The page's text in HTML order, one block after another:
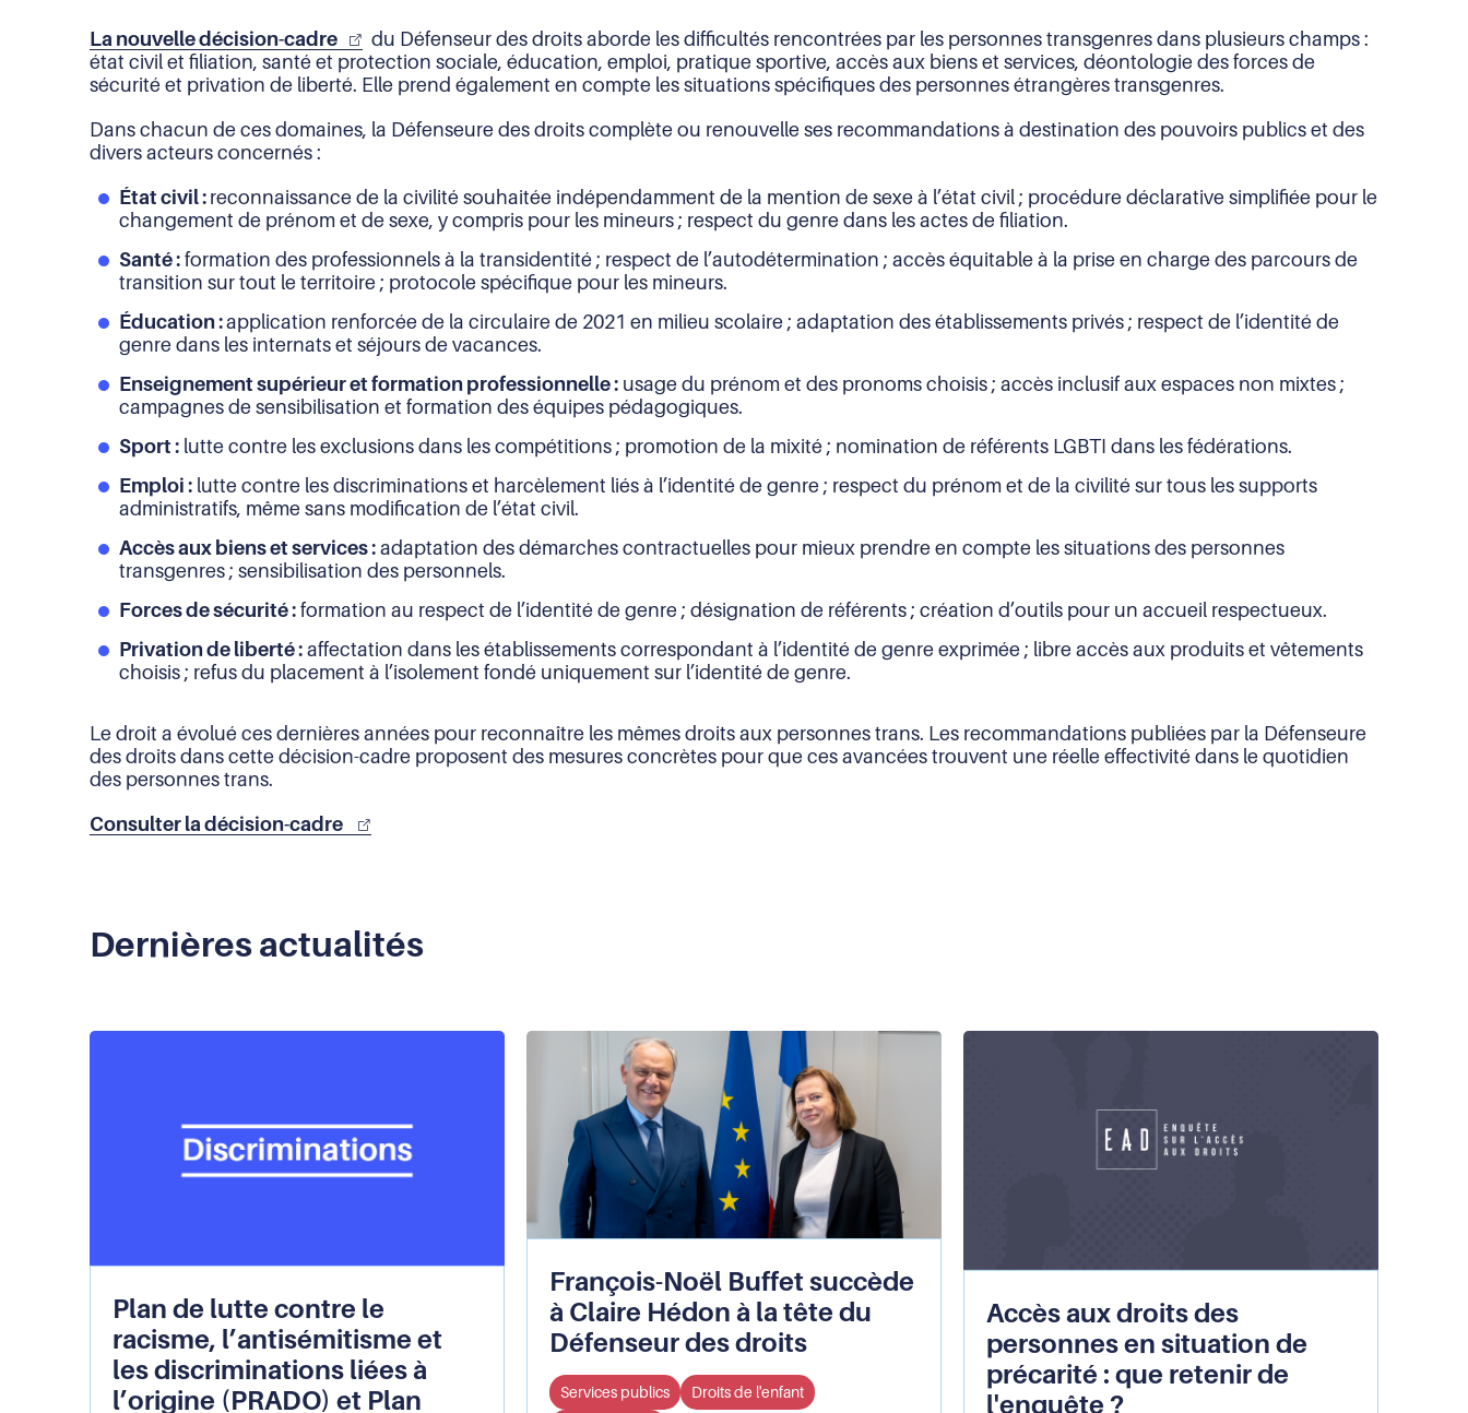
La nouvelle décision-cadre
du Défenseur des droits aborde les difficultés rencontrées par les personnes transgenres dans plusieurs champs :
état civil et filiation, santé et protection sociale, éducation, emploi, pratique sportive, accès aux biens et services, déontologie des forces de
sécurité et privation de liberté. Elle prend également en compte les situations spécifiques des personnes étrangères transgenres.
Dans chacun de ces domaines, la Défenseure des droits complète ou renouvelle ses recommandations à destination des pouvoirs publics et des
divers acteurs concernés :
État civil : reconnaissance de la civilité souhaitée indépendamment de la mention de sexe à l’état civil ; procédure déclarative simplifiée pour le
changement de prénom et de sexe, y compris pour les mineurs ; respect du genre dans les actes de filiation.
Santé : formation des professionnels à la transidentité ; respect de l’autodétermination ; accès équitable à la prise en charge des parcours de
transition sur tout le territoire ; protocole spécifique pour les mineurs.
Éducation :application renforcée de la circulaire de 2021 en milieu scolaire ; adaptation des établissements privés ; respect de l’identité de
genre dans les internats et séjours de vacances.
Enseignement supérieur et formation professionnelle : usage du prénom et des pronoms choisis ; accès inclusif aux espaces non mixtes ;
campagnes de sensibilisation et formation des équipes pédagogiques.
Sport : lutte contre les exclusions dans les compétitions ; promotion de la mixité ; nomination de référents LGBTI dans les fédérations.
Emploi : lutte contre les discriminations et harcèlement liés à l’identité de genre ; respect du prénom et de la civilité sur tous les supports
administratifs, même sans modification de l’état civil.
Accès aux biens et services : adaptation des démarches contractuelles pour mieux prendre en compte les situations des personnes
transgenres ; sensibilisation des personnels.
Forces de sécurité : formation au respect de l’identité de genre ; désignation de référents ; création d’outils pour un accueil respectueux.
Privation de liberté : affectation dans les établissements correspondant à l’identité de genre exprimée ; libre accès aux produits et vêtements
choisis ; refus du placement à l’isolement fondé uniquement sur l’identité de genre.
Le droit a évolué ces dernières années pour reconnaître les mêmes droits aux personnes trans. Les recommandations publiées par la Défenseure
des droits dans cette décision-cadre proposent des mesures concrètes pour que ces avancées trouvent une réelle effectivité dans le quotidien
des personnes trans.
Consulter la décision-cadre
Dernières actualités
Plan de lutte contre le
racisme, l’antisémitisme et
les discriminations liées à
l’origine (PRADO) et Plan
François-Noël Buffet succède
à Claire Hédon à la tête du
Défenseur des droits
Services publics
Droits de l'enfant
Accès aux droits des
personnes en situation de
précarité : que retenir de
l'enquête ?